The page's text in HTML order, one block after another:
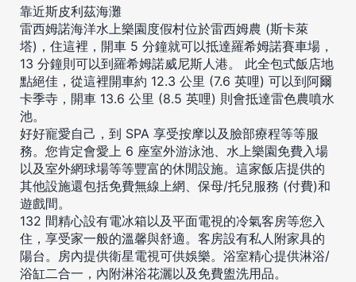
靠近斯皮利茲海灘
雷西姆諾海洋水上樂園度假村位於雷西姆農 (斯卡萊
塔)，住這裡，開車 5 分鐘就可以抵達羅希姆諾賽車場，
13 分鐘則可以到羅希姆諾威尼斯人港。 此全包式飯店地
點絕佳，從這裡開車約 12.3 公里 (7.6 英哩) 可以到阿爾
卡季寺，開車 13.6 公里 (8.5 英哩) 則會抵達雷色農噴水
池。
好好寵愛自己，到 SPA 享受按摩以及臉部療程等等服
務。您肯定會愛上 6 座室外游泳池、水上樂園免費入場
以及室外網球場等等豐富的休閒設施。這家飯店提供的
其他設施還包括免費無線上網、保母/托兒服務 (付費)和
遊戲間。
132 間精心設有電冰箱以及平面電視的冷氣客房等您入
住，享受家一般的溫馨與舒適。客房設有私人附家具的
陽台。房內提供衛星電視可供娛樂。浴室精心提供淋浴/
浴缸二合一，內附淋浴花灑以及免費盥洗用品。